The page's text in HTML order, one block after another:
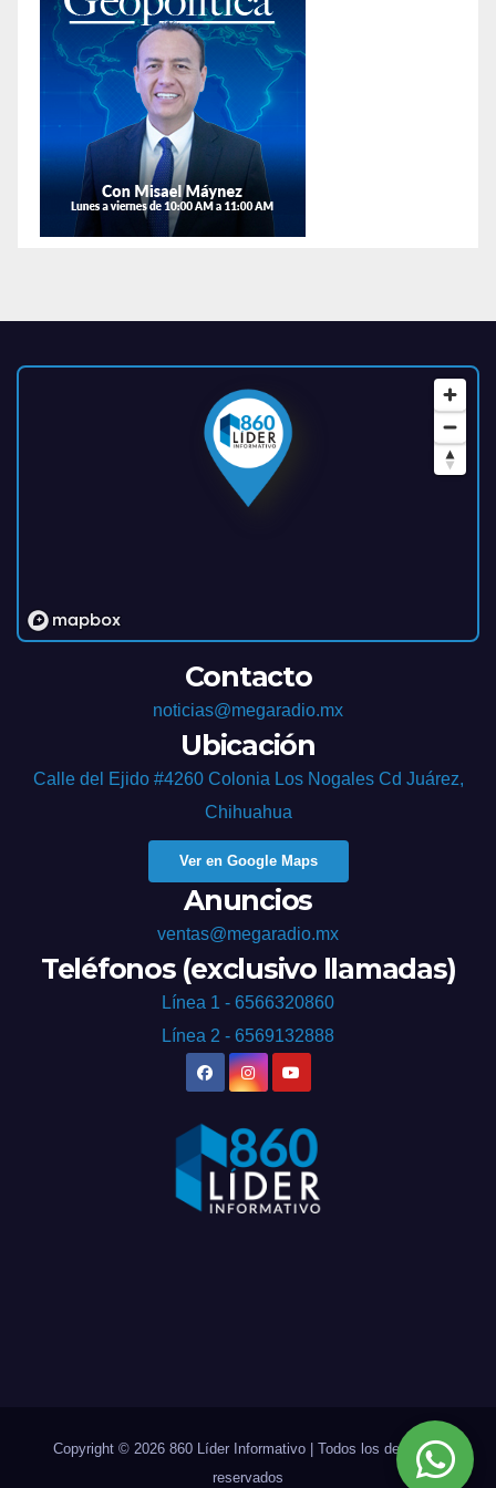
Contacto
noticias@megaradio.mx
Ubicación
Calle del Ejido #4260 Colonia Los Nogales Cd Juárez,
Chihuahua
Ver en Google Maps
Anuncios
ventas@megaradio.mx
Teléfonos (exclusivo llamadas)
Línea 1 - 6566320860
Línea 2 - 6569132888
Copyright © 2026 860 Líder Informativo | Todos los derechos
reservados